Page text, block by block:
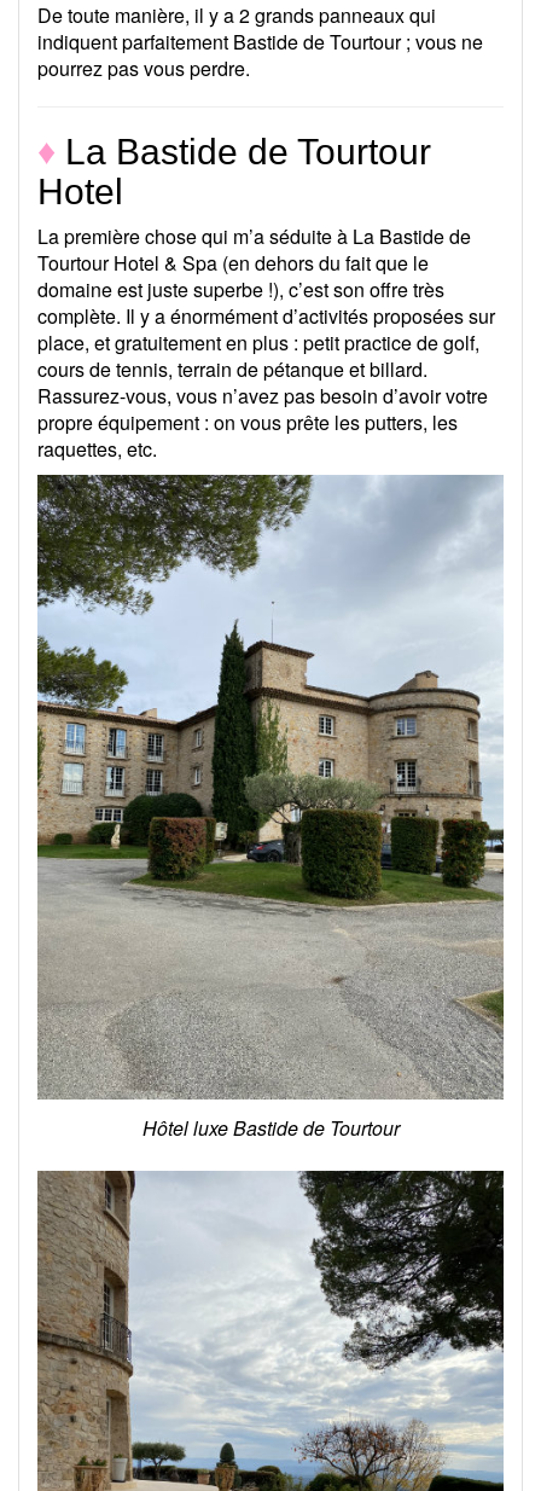
De toute manière, il y a 2 grands panneaux qui
indiquent parfaitement Bastide de Tourtour ; vous ne
pourrez pas vous perdre.
♦ La Bastide de Tourtour
Hotel
La première chose qui m’a séduite à La Bastide de
Tourtour Hotel & Spa (en dehors du fait que le
domaine est juste superbe !), c’est son offre très
complète. Il y a énormément d’activités proposées sur
place, et gratuitement en plus : petit practice de golf,
cours de tennis, terrain de pétanque et billard.
Rassurez-vous, vous n’avez pas besoin d’avoir votre
propre équipement : on vous prête les putters, les
raquettes, etc.
Hôtel luxe Bastide de Tourtour